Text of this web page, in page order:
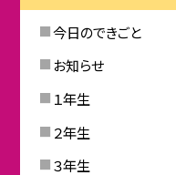
今日のできごと
お知らせ
１年生
２年生
３年生